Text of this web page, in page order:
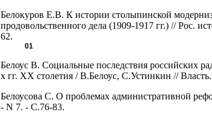
Белокуров Е.В. К истории столыпинской
продовольственного дела (1909-1917 гг.) // Рос.
62.
01
Белоус В. Социальные последствия российских
х гг. ХХ столетия / В.Белоус, С.Устинкин //
Белоусова С. О проблемах административной
- N 7. - С.76-83.